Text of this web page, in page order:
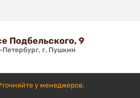
Подбельского, 9
г. Пушкин
у менеджеров.